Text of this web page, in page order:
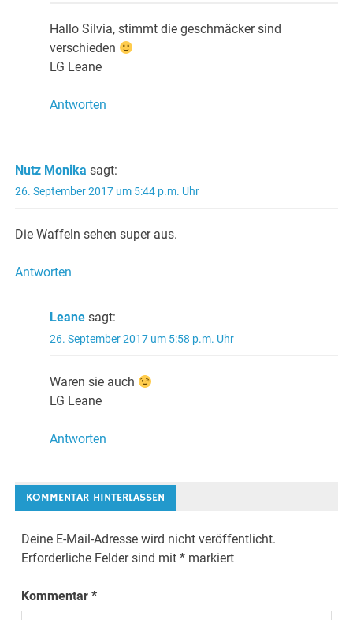
Hallo Silvia, stimmt die geschmäcker sind
verschieden
LG Leane
Antworten
Nutz Monika sagt:
26. September 2017 um 5:44 p.m. Uhr
Die Waffeln sehen super aus.
Antworten
Leane sagt:
26. September 2017 um 5:58 p.m. Uhr
Waren sie auch
LG Leane
Antworten
KOMMENTAR HINTERLASSEN
Deine E-Mail-Adresse wird nicht veröffentlicht.
Erforderliche Felder sind mit* markiert
Kommentar*